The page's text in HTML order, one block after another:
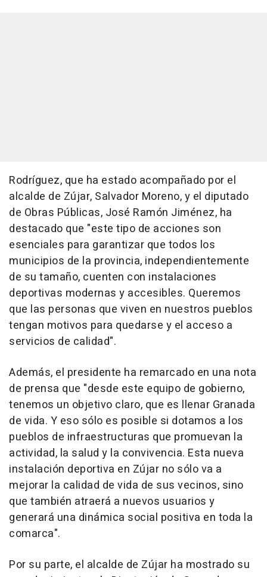
Rodríguez, que ha estado acompañado por el
alcalde de Zújar, Salvador Moreno, y el diputado
de Obras Públicas, José Ramón Jiménez, ha
destacado que "este tipo de acciones son
esenciales para garantizar que todos los
municipios de la provincia, independientemente
de su tamaño, cuenten con instalaciones
deportivas modernas y accesibles. Queremos
que las personas que viven en nuestros pueblos
tengan motivos para quedarse y el acceso a
servicios de calidad".
Además, el presidente ha remarcado en una nota
de prensa que "desde este equipo de gobierno,
tenemos un objetivo claro, que es llenar Granada
de vida. Y eso sólo es posible si dotamos a los
pueblos de infraestructuras que promuevan la
actividad, la salud y la convivencia. Esta nueva
instalación deportiva en Zújar no sólo va a
mejorar la calidad de vida de sus vecinos, sino
que también atraerá a nuevos usuarios y
generará una dinámica social positiva en toda la
comarca".
Por su parte, el alcalde de Zújar ha mostrado su